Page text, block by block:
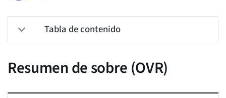
Tabla de contenido
Resumen de sobre (OVR)